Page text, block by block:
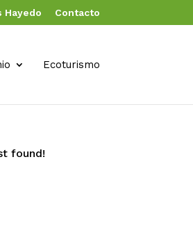
Hayedo Contacto
Ecoturismo
found!